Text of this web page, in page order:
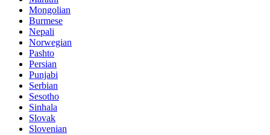
Mongolian
Burmese
Nepali
Norwegian
Pashto
Persian
Punjabi
Serbian
Sesotho
Sinhala
Slovak
Slovenian